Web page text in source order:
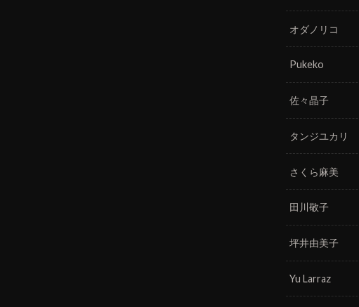
オダノリコ
Pukeko
佐々晶子
タンジユカリ
さくら麻美
田川敬子
坪井由美子
Yu Larraz